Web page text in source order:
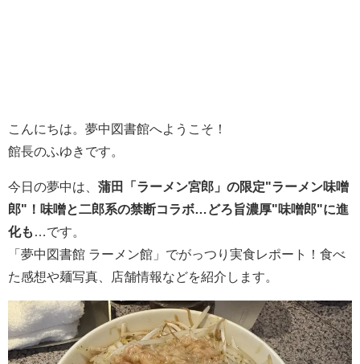
こんにちは。夢中図書館へようこそ！
館長のふゆきです。
今日の夢中は、 蒲田「ラーメン宮郎」の限定"ラーメン味噌
郎"！味噌と二郎系の禁断コラボ…どろ旨濃厚"味噌郎"に進
化も …です。
「夢中図書館 ラーメン館」でがっつり実食レポート！食べ
た感想や麺写真、店舗情報などを紹介します。